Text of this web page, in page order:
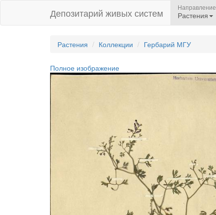
Депозитарий живых систем Направление
Растения
Растения Коллекции Гербарий МГУ
Полное изображение